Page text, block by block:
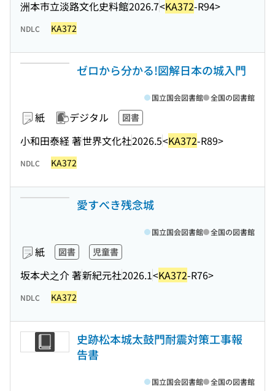
洲本市立淡路文化史料館2026.7<KA372-R94>
NDLC KA372
ゼロから分かる!図解日本の城入門
紙 デジタル 図書
小和田泰経 著世界文化社2026.5<KA372-R89>
国立国会図書館 全国の図書館
NDLC KA372
愛すべき残念城
紙 図書 児童書
坂本犬之介 著新紀元社2026.1<KA372-R76>
国立国会図書館 全国の図書館
NDLC KA372
史跡松本城太鼓門耐震対策工事報
告書
国立国会図書館 全国の図書館